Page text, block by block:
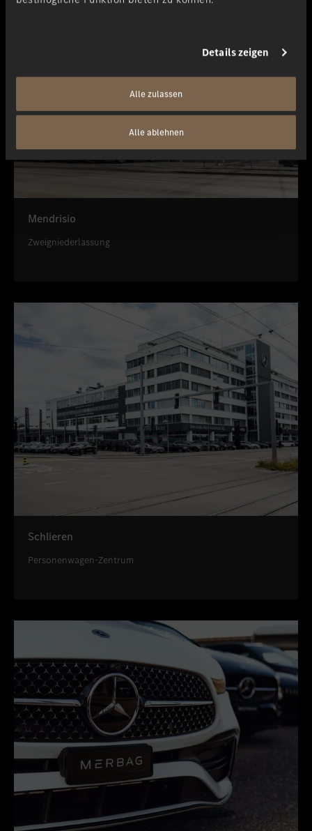
Details zeigen
Alle zulassen
Alle ablehnen
Mendrisio
Zweigniederlassung
Schlieren
Personenwagen-Zentrum